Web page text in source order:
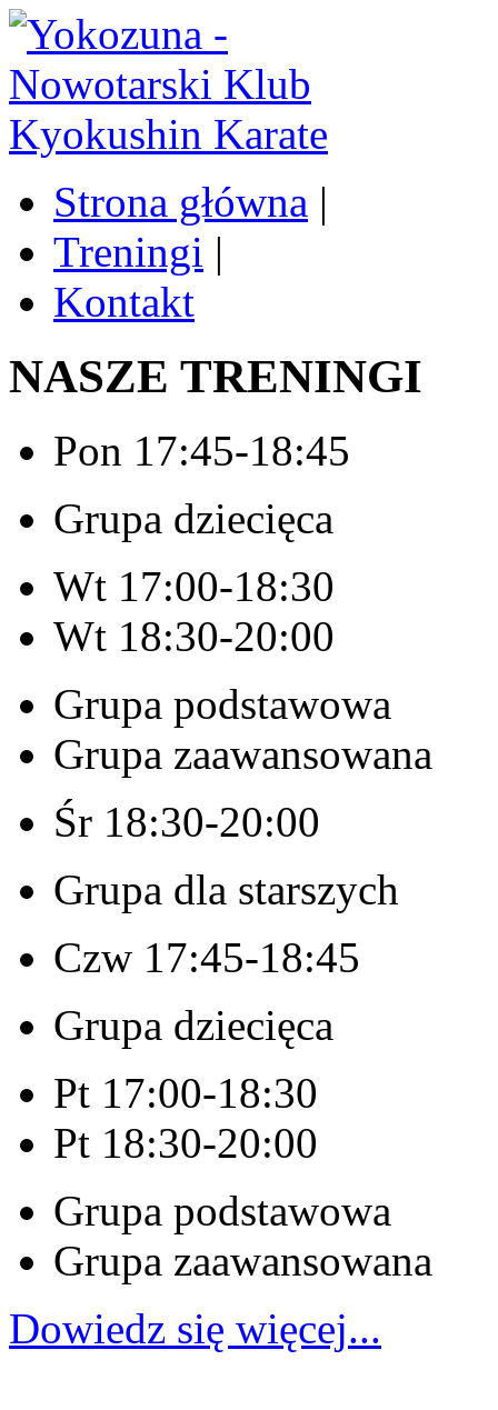
Strona główna |
Treningi |
Kontakt
NASZE TRENINGI
Pon 17:45-18:45
Grupa dziecięca
Wt 17:00-18:30
Wt 18:30-20:00
Grupa podstawowa
Grupa zaawansowana
Śr 18:30-20:00
Grupa dla starszych
Czw 17:45-18:45
Grupa dziecięca
Pt 17:00-18:30
Pt 18:30-20:00
Grupa podstawowa
Grupa zaawansowana
Dowiedz się więcej...